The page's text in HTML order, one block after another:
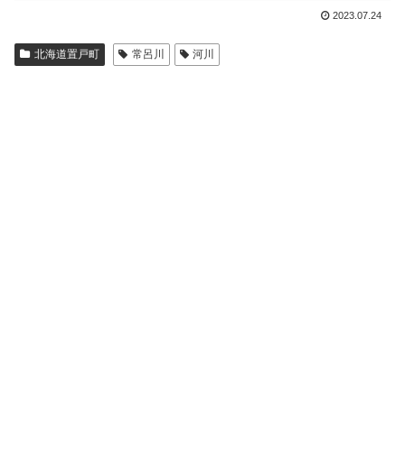
2023.07.24
北海道置戸町 常呂川 河川